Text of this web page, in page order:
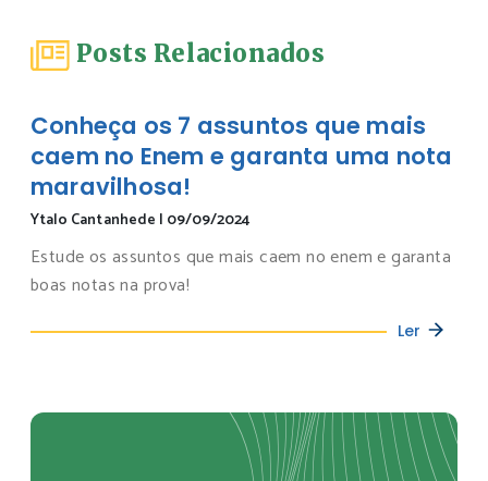
Posts Relacionados
Conheça os 7 assuntos que mais
caem no Enem e garanta uma nota
maravilhosa!
Ytalo Cantanhede | 09/09/2024
Estude os assuntos que mais caem no enem e garanta
boas notas na prova!
Ler